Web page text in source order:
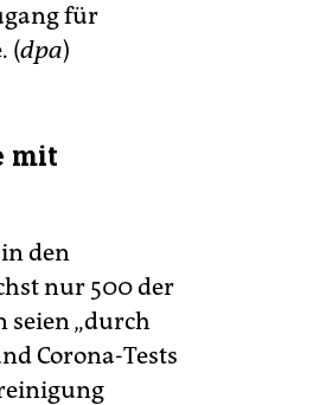
für
(dpa)
mit
den
nur 500 der
seien „durch
Corona-Tests